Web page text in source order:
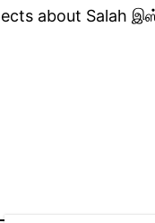
about Salah